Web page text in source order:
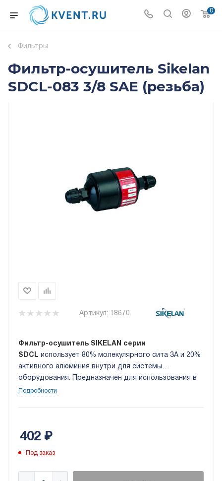
0
Фильтры
Фильтр-осушитель Sikelan
SDCL-083 3/8 SAE (резьба)
Артикул: 18670
Фильтр-осушитель SIKELAN серии
SDCL использует 80% молекулярного сита 3A и 20%
активного алюминия внутри для системы
оборудования. Предназначен для использования в
жидкостных трубопроводах холодильных установок
Подробности
402 ₽
Под заказ